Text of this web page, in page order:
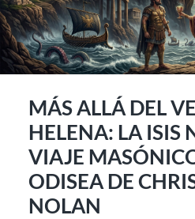
MÁS ALLÁ DEL
HELENA: LA ISIS
VIAJE
ODISEA DE
NOLAN